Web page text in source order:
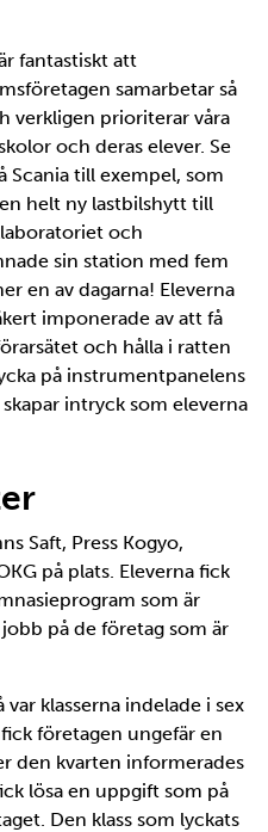
fantastiskt att
samarbetar så
verkligen prioriterar våra
och deras elever. Se
Scania till exempel, som
helt ny lastbilshytt till
och
sin station med fem
en av dagarna! Eleverna
imponerade av att få
och hålla i ratten
på instrumentpanelens
intryck som eleverna
Saft, Press Kogyo,
på plats. Eleverna fick
som är
på de företag som är
klasserna indelade i sex
företagen ungefär en
den kvarten informerades
lösa en uppgift som på
Den klass som lyckats